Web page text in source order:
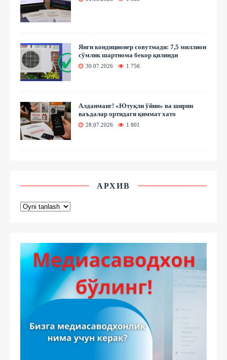
Янги кондиционер совутмади: 7,5 миллион
сўмлик шартнома бекор қилинди
30.07.2026 1 756
Алданманг! «Ютуқли ўйин» ва ширин
ваъдалар ортидаги қиммат хато
28.07.2026 1 801
АРХИВ